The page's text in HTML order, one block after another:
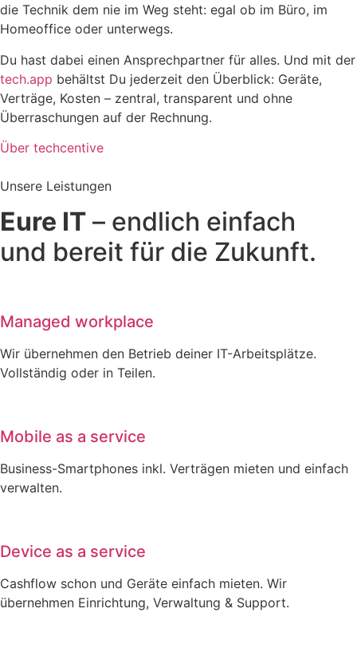
die Technik dem nie im Weg steht: egal ob im Büro, im
Homeoffice oder unterwegs.
Du hast dabei einen Ansprechpartner für alles. Und mit der
tech.app behältst Du jederzeit den Überblick: Geräte,
Verträge, Kosten – zentral, transparent und ohne
Überraschungen auf der Rechnung.
Über techcentive
Unsere Leistungen
Eure IT – endlich einfach
und bereit für die Zukunft.
Managed workplace
Wir übernehmen den Betrieb deiner IT-Arbeitsplätze.
Vollständig oder in Teilen.
Mobile as a service
Business-Smartphones inkl. Verträgen mieten und einfach
verwalten.
Device as a service
Cashflow schon und Geräte einfach mieten. Wir
übernehmen Einrichtung, Verwaltung & Support.